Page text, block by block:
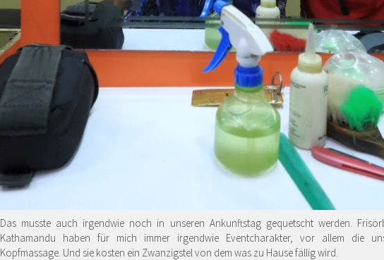
Das musste auch irgendwie noch in unseren Ankunftstag gequetscht werden.
Kathamandu haben für mich immer irgendwie Eventcharakter, vor allem die
Kopfmassage. Und sie kosten ein Zwanzigstel von dem was zu Hause fällig wird.